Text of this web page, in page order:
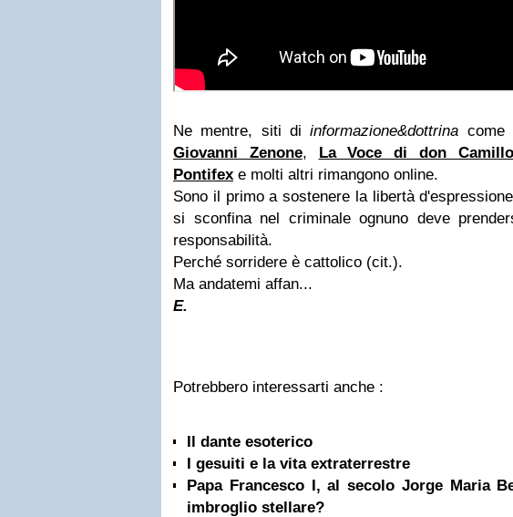
Ne mentre, siti di informazione&dottrina come
Giovanni Zenone, La Voce di don Camillo
Pontifex e molti altri rimangono online.
Sono il primo a sostenere la libertà
si sconfina nel criminale ognuno deve
responsabilità.
Perché sorridere è cattolico (cit.).
Ma andatemi affan...
E.
Potrebbero interessarti anche :
Il dante esoterico
I gesuiti e la vita extraterrestre
Papa Francesco I, al secolo Jorge Maria
imbroglio stellare?